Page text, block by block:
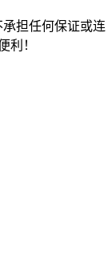
担任何保证或连
利！